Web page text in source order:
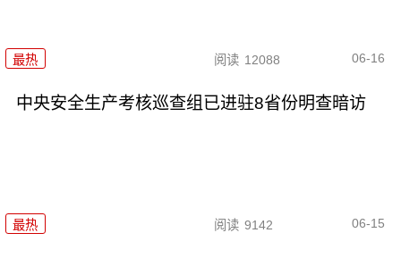
最热 阅读 12088 06-16
中央安全生产考核巡查组已进驻8省份明查暗访
最热 阅读 9142 06-15